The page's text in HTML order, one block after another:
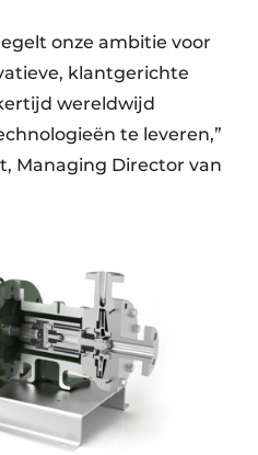
onze ambitie voor
klantgerichte
wereldwijd
te leveren,”
Managing Director van